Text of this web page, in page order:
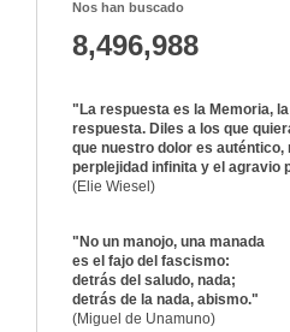
Nos han buscado
8,496,988
"La respuesta es la Memoria,
respuesta. Diles a los que
que nuestro dolor es auténtico,
perplejidad infinita y el agravio
(Elie Wiesel)
"No un manojo, una manada
es el fajo del fascismo:
detrás del saludo, nada;
detrás de la nada, abismo."
(Miguel de Unamuno)